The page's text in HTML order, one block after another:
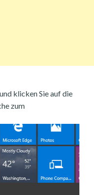
klicken Sie auf die
zum